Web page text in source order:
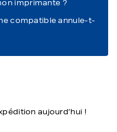
imprimante ?
compatible annule-t-
aujourd’hui !